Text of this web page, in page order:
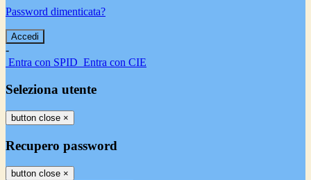
Password dimenticata?
-
Entra con SPID Entra con CIE
Seleziona utente
button close ×
Recupero password
button close ×